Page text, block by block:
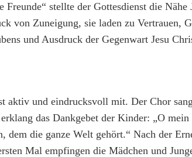
stellte der Gottesdienst die Nähe
von Zuneigung, sie laden zu Vertrauen,
und Ausdruck der Gegenwart Jesu
aktiv und eindrucksvoll mit. Der Chor
das Dankgebet der Kinder: „O
die ganze Welt gehört.“ Nach der
Mal empfingen die Mädchen und